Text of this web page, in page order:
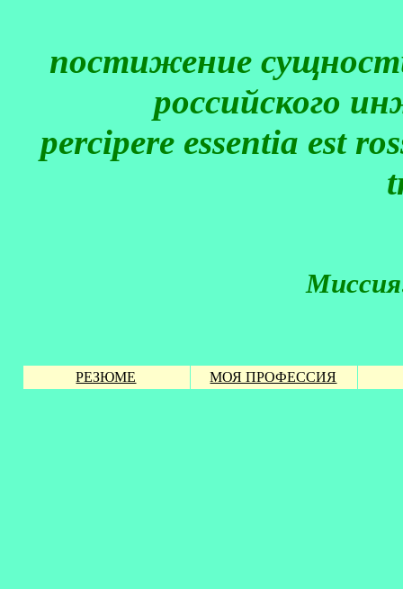
постижение
российского
percipere essentia est
РЕЗЮМЕ МОЯ ПРОФЕССИЯ